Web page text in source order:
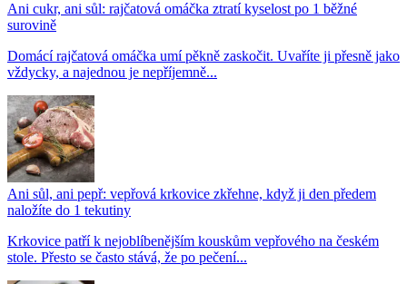
Ani cukr, ani sůl: rajčatová omáčka ztratí kyselost po 1 běžné
surovině
Domácí rajčatová omáčka umí pěkně zaskočit. Uvaříte ji přesně jako
vždycky, a najednou je nepříjemně...
Ani sůl, ani pepř: vepřová krkovice zkřehne, když ji den předem
naložíte do 1 tekutiny
Krkovice patří k nejoblíbenějším kouskům vepřového na českém
stole. Přesto se často stává, že po pečení...